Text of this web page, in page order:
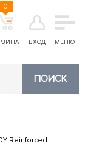
0
ВХОД МЕНЮ
ПОИСК
Reinforced